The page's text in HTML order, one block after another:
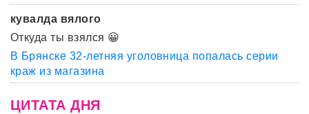
кувалда вялого
Откуда ты взялся 😀
В Брянске 32-летняя уголовница попалась серии
краж из магазина
ЦИТАТА ДНЯ